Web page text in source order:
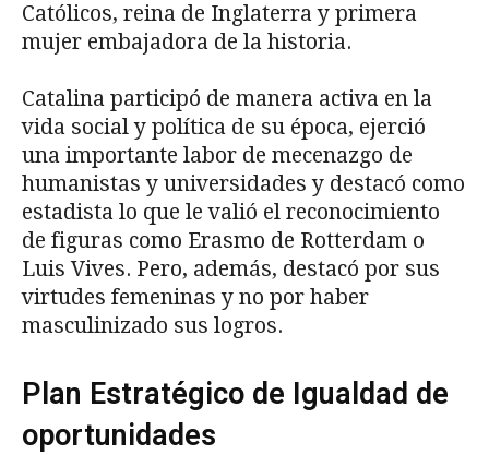
Católicos, reina de Inglaterra y primera
mujer embajadora de la historia.
Catalina participó de manera activa en la
vida social y política de su época, ejerció
una importante labor de mecenazgo de
humanistas y universidades y destacó como
estadista lo que le valió el reconocimiento
de figuras como Erasmo de Rotterdam o
Luis Vives. Pero, además, destacó por sus
virtudes femeninas y no por haber
masculinizado sus logros.
Plan Estratégico de Igualdad de
oportunidades